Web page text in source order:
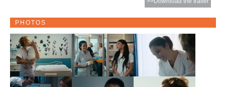
PHOTOS